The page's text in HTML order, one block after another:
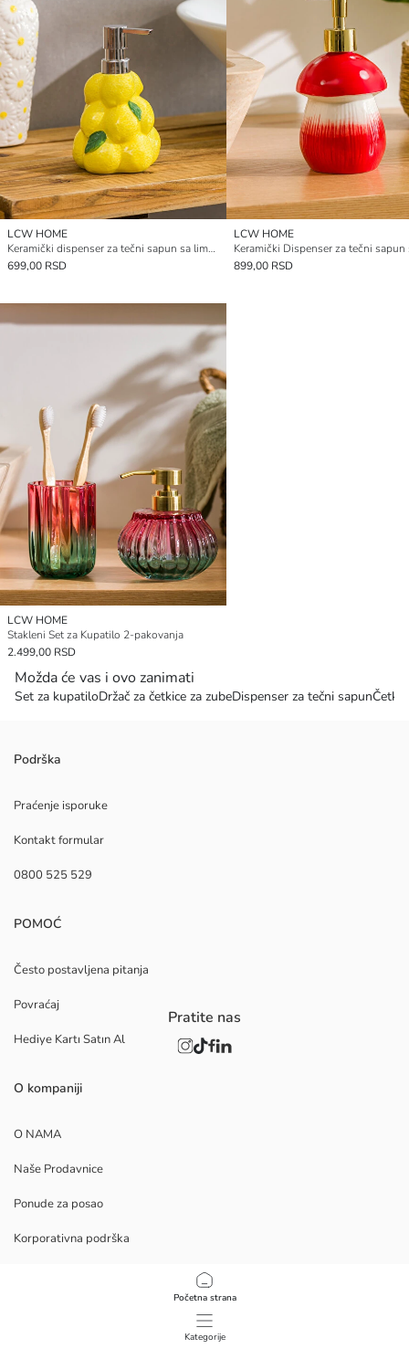
Početna strana
Kategorije
LCW HOME
Keramički dispenser za tečni sapun sa limun dezenom
699,00 RSD
LCW HOME
899,00 RSD
LCW HOME
Stakleni Set za Kupatilo 2-pakovanja
2.499,00 RSD
Možda će vas i ovo zanimati
Set za kupatiloDržač za četkice za zubeDispenser za tečni sapunČetka
Podrška
Praćenje isporuke
Kontakt formular
0800 525 529
POMOĆ
Često postavljena pitanja
Povraćaj
Hediye Kartı Satın Al
O kompaniji
O NAMA
Naše Prodavnice
Ponude za posao
Korporativna podrška
Politika privatnosti i bezbednosti podataka
Pratite nas